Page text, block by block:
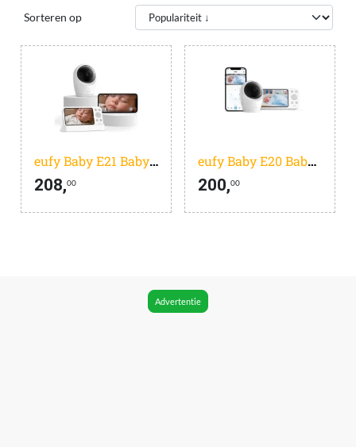
Sorteren op
eufy Baby E21 Babyfoon - Baby Monitor - 4K Camera - Hybride Wi-Fi - App- en Monitorbediening - Ultrahelder Nachtzicht - Pan-Tilt - 8* Zoom - Draagbare Camera met Ingebouwde Batterij - ANR - Slimme Waarschuwingen
208,00
eufy Baby E20 Babyfoon - Baby Monitor - 2K HD Resolutie - App- en Offlinebesturing - Scherp Nachtzicht - 5000mAh Accu - Intelligente Geluids- en Temperatuurmeldingen - Beveiligde Verbinding - Wit
200,00
Advertentie